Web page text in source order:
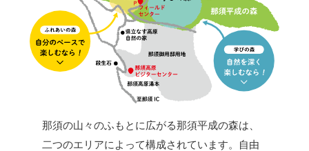
那須の山々のふもとに広がる那須平成の森は、
二つのエリアによって構成されています。自由